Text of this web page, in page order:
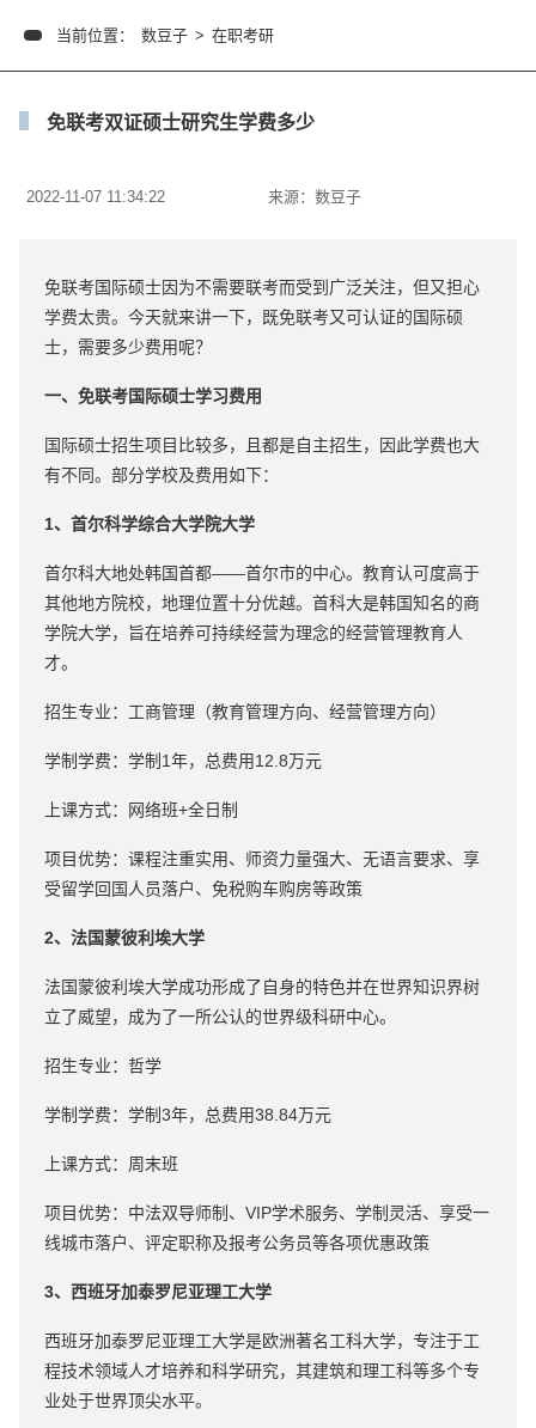
当前位置： 数豆子 > 在职考研
免联考双证硕士研究生学费多少
2022-11-07 11:34:22 来源： 数豆子
免联考国际硕士因为不需要联考而受到广泛关注，但又担心
学费太贵。今天就来讲一下，既免联考又可认证的国际硕
士，需要多少费用呢？
一、免联考国际硕士学习费用
国际硕士招生项目比较多，且都是自主招生，因此学费也大
有不同。部分学校及费用如下：
1、首尔科学综合大学院大学
首尔科大地处韩国首都——首尔市的中心。教育认可度高于
其他地方院校，地理位置十分优越。首科大是韩国知名的商
学院大学，旨在培养可持续经营为理念的经营管理教育人
才。
招生专业：工商管理（教育管理方向、经营管理方向）
学制学费：学制1年，总费用12.8万元
上课方式：网络班+全日制
项目优势：课程注重实用、师资力量强大、无语言要求、享
受留学回国人员落户、免税购车购房等政策
2、法国蒙彼利埃大学
法国蒙彼利埃大学成功形成了自身的特色并在世界知识界树
立了威望，成为了一所公认的世界级科研中心。
招生专业：哲学
学制学费：学制3年，总费用38.84万元
上课方式：周末班
项目优势：中法双导师制、VIP学术服务、学制灵活、享受一
线城市落户、评定职称及报考公务员等各项优惠政策
3、西班牙加泰罗尼亚理工大学
西班牙加泰罗尼亚理工大学是欧洲著名工科大学，专注于工
程技术领域人才培养和科学研究，其建筑和理工科等多个专
业处于世界顶尖水平。